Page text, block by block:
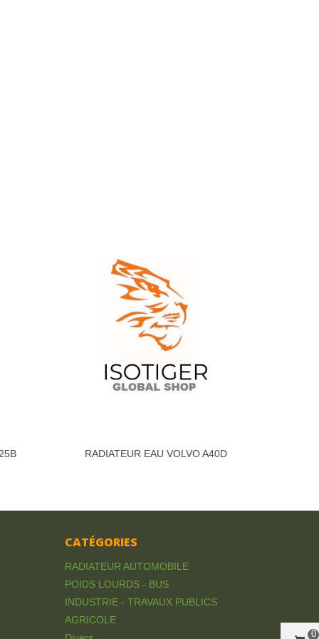
RADIATEUR EAU VOLVO A40D
CATÉGORIES
RADIATEUR AUTOMOBILE
POIDS LOURDS - BUS
INDUSTRIE - TRAVAUX PUBLICS
AGRICOLE
0